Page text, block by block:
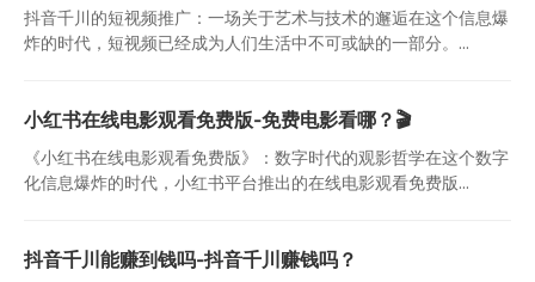
抖音千川的短视频推广：一场关于艺术与技术的邂逅在这个信息爆
炸的时代，短视频已经成为人们生活中不可或缺的一部分。...
小红书在线电影观看免费版-免费电影看哪？🎬
《小红书在线电影观看免费版》：数字时代的观影哲学在这个数字
化信息爆炸的时代，小红书平台推出的在线电影观看免费版...
抖音千川能赚到钱吗-抖音千川赚钱吗？